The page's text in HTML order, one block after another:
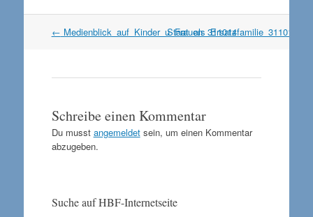
Artikel
← Medienblick_auf_Kinder_u_Frauen_311014
Staat_als_Ersatzfamilie_311014pl
Schreibe einen Kommentar
Du musst angemeldetsein, um einen Kommentar
abzugeben.
Suche auf HBF-Internetseite